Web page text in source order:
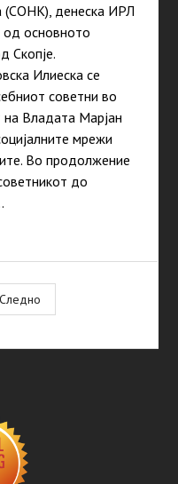
(СОНК), денеска ИРЛ
од основното
Скопје.
Илиеска се
советни во
на Владата Марјан
мрежи
Во продолжение
до
Следно